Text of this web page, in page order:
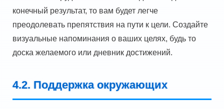
конечный результат, то вам будет легче
преодолевать препятствия на пути к цели. Создайте
визуальные напоминания о ваших целях, будь то
доска желаемого или дневник достижений.
4.2. Поддержка окружающих